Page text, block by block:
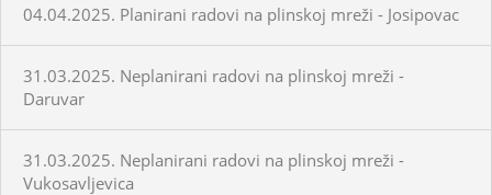
04.04.2025. Planirani radovi na plinskoj mreži - Josipovac
31.03.2025. Neplanirani radovi na plinskoj mreži -
Daruvar
31.03.2025. Neplanirani radovi na plinskoj mreži -
Vukosavljevica